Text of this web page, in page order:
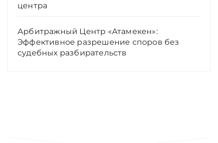
центра
Арбитражный Центр «Атамекен»:
Эффективное разрешение споров без
судебных разбирательств